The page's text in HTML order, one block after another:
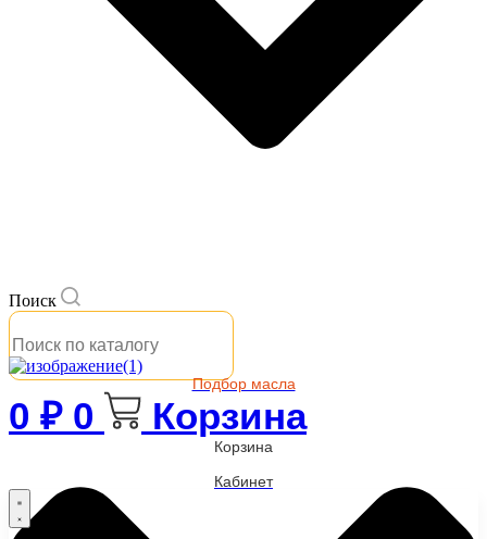
Поиск
Подбор масла
0 ₽ 0 Корзина
Корзина
Кабинет